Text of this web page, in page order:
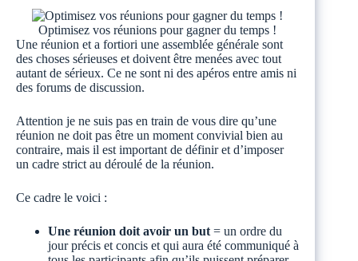
Optimisez vos réunions pour gagner du temps !
Une réunion et a fortiori une assemblée générale sont
des choses sérieuses et doivent être menées avec tout
autant de sérieux. Ce ne sont ni des apéros entre amis ni
des forums de discussion.
Attention je ne suis pas en train de vous dire qu’une
réunion ne doit pas être un moment convivial bien au
contraire, mais il est important de définir et d’imposer
un cadre strict au déroulé de la réunion.
Ce cadre le voici :
Une réunion doit avoir un but = un ordre du
jour précis et concis et qui aura été communiqué à